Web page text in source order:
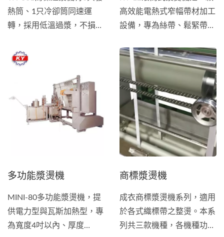
熱筒、1只冷卻筒同速運
轉，採用低溫過漿，不損原
高效能電熱式窄幅帶材加工
設備，專為絲帶、鬆緊帶、
計。配備12支電熱滾筒，可
依不同材料精準調整溫度，
在單一流程中完成定型與上
漿，讓成品表面平整、色澤
均勻且耐用。適用於厚度
3mm、寬度4cm...
多功能漿燙機
MINI-80多功能漿燙機，提
供電力型與瓦斯加熱型，專
為寬度4吋以內、厚度
商標漿燙機
成衣商標漿燙機系列，適用
於各式織標帶之整燙。本系
列共三款機種，各機種功能